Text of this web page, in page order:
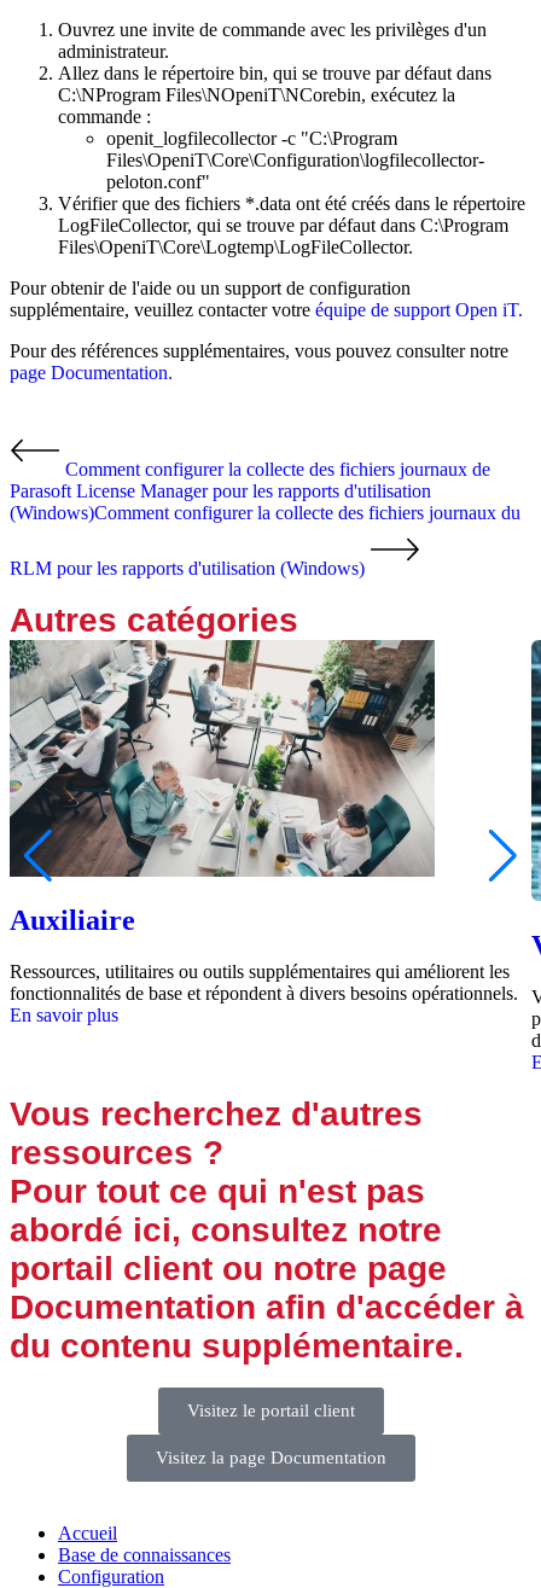
Ouvrez une invite de commande avec les privilèges d'un
administrateur.
Allez dans le répertoire bin, qui se trouve par défaut dans
C:\NProgram Files\NOpeniT\NCorebin, exécutez la
commande :
openit_logfilecollector -c "C:\Program
Files\OpeniT\Core\Configuration\logfilecollector-
peloton.conf"
Vérifier que des fichiers *.data ont été créés dans le répertoire
LogFileCollector, qui se trouve par défaut dans C:\Program
Files\OpeniT\Core\Logtemp\LogFileCollector.
Pour obtenir de l'aide ou un support de configuration
supplémentaire, veuillez contacter votre équipe de support Open iT.
Pour des références supplémentaires, vous pouvez consulter notre
page Documentation.
Comment configurer la collecte des fichiers journaux de
Parasoft License Manager pour les rapports d'utilisation
(Windows)Comment configurer la collecte des fichiers journaux du
RLM pour les rapports d'utilisation (Windows)
Autres catégories
Auxiliaire
Ressources, utilitaires ou outils supplémentaires qui améliorent les
fonctionnalités de base et répondent à divers besoins opérationnels.
En savoir plus
Vous recherchez d'autres
ressources ?
Pour tout ce qui n'est pas
abordé ici, consultez notre
portail client ou notre page
Documentation afin d'accéder à
du contenu supplémentaire.
Visitez le portail client
Visitez la page Documentation
Accueil
Base de connaissances
Configuration